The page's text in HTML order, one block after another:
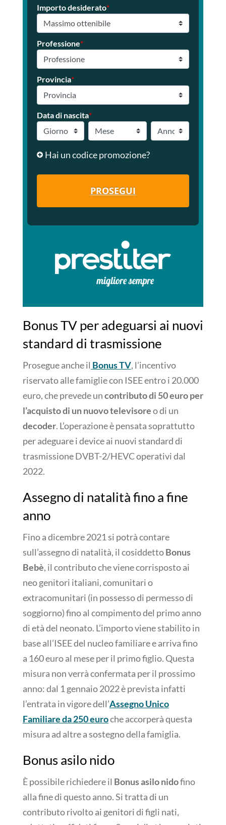
Importo desiderato*
Professione*
Provincia*
Data di nascita*
Hai un codice promozione?
PROSEGUI
Bonus TV per adeguarsi ai nuovi
standard di trasmissione
Prosegue anche il Bonus TV, l’incentivo
riservato alle famiglie con ISEE entro i 20.000
euro, che prevede uncontributo di 50 euro per
l’acquisto di un nuovo televisoreo di un
decoder. L’operazione è pensata soprattutto
per adeguare i device ai nuovi standard di
trasmissione DVBT-2/HEVC operativi dal
2022.
Assegno di natalità fino a fine
anno
Fino a dicembre 2021 si potrà contare
sull’assegno di natalità, il cosiddettoBonus
Bebè, il contributo che viene corrisposto ai
neo genitori italiani, comunitari o
extracomunitari (in possesso di permesso di
soggiorno) fino al compimento del primo anno
di età del neonato. L’importo viene stabilito in
base all’ISEE del nucleo familiare e arriva fino
a 160 euro al mese per il primo figlio. Questa
misura non verrà confermata per il prossimo
anno: dal 1 gennaio 2022 è prevista infatti
l’entrata in vigore dell’Assegno Unico
Familiare da 250 euroche accorperà questa
misura ad altre a sostegno della famiglia.
Bonus asilo nido
È possibile richiedere il Bonus asilo nidofino
alla fine di questo anno. Si tratta di un
contributo rivolto ai genitori di figli nati,